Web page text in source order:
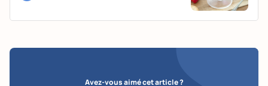
Avez-vous aimé cet article ?